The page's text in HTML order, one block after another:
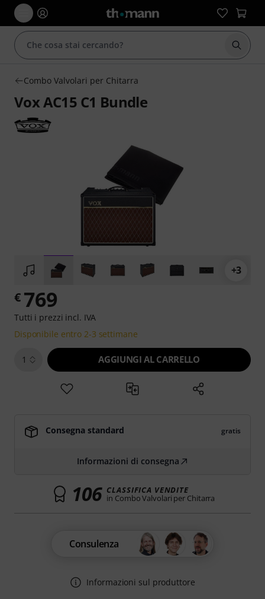
Combo Valvolari per Chitarra
Vox AC15 C1 Bundle
+3
€ 769
Tutti i prezzi incl. IVA
Disponibile entro 2-3 settimane
1 AGGIUNGI AL CARRELLO
Consegna standard gratis
Informazioni di consegna
106 CLASSIFICA VENDITE
in Combo Valvolari per Chitarra
Consulenza
Informazioni sul produttore